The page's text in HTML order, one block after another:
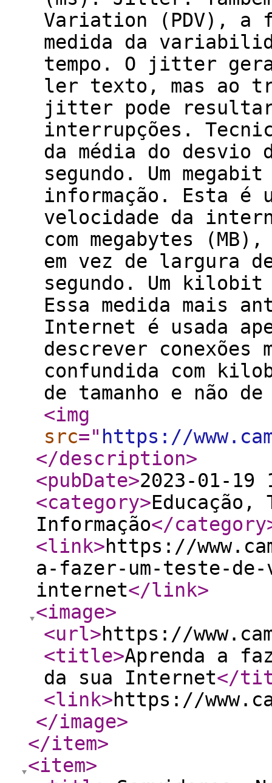
Variation (PDV), a
medida da
tempo. O jitter
ler texto, mas ao
jitter pode
interrupções.
da média do desvio
segundo. Um
informação. Esta é
velocidade da
com megabytes
em vez de largura
segundo. Um
Essa medida mais
Internet é usada
descrever
confundida com
de tamanho e não
<img
src=" https://
</description>
<pubDate>2023-01-19
<category>Educação,
Informação</category
<link>https://
a-fazer-um-teste-
internet</link>
<image>
<url>https://
<title>Aprenda a
da sua Internet</
<link>https://
</image>
</item>
<item>